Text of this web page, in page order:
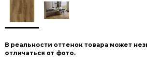
В реальности оттенок товара может
отличаться от фото.